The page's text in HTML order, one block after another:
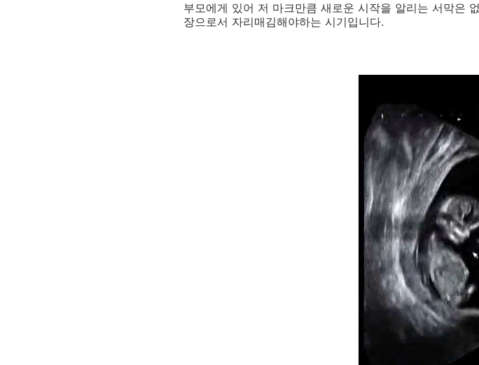
부모에게 있어 저 마크만큼 새로운 시작을 알리는 서막은
장으로서 자리매김해야하는 시기입니다.